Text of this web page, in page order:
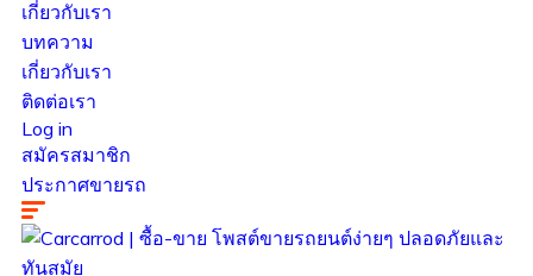
เกี่ยวกับเรา
บทความ
เกี่ยวกับเรา
ติดต่อเรา
Log in
สมัครสมาชิก
ประกาศขายรถ